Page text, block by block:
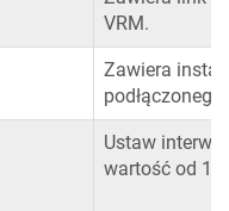
VRM.
Zawiera
podłączonego
Ustaw
wartość od 1